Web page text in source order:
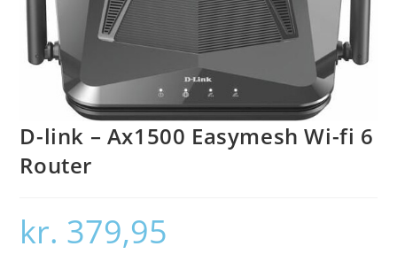
D-link – Ax1500 Easymesh Wi-fi 6
Router
kr. 379,95